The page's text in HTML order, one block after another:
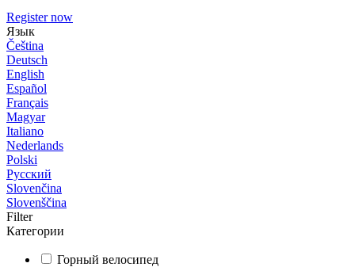
Register now
Язык
Čeština
Deutsch
English
Español
Français
Magyar
Italiano
Nederlands
Polski
Русский
Slovenčina
Slovenščina
Filter
Категории
Горный велосипед